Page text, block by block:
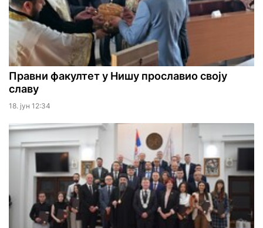
Правни факултет у Нишу прославио своју
славу
18. јун 12:34